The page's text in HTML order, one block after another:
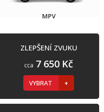
MPV
ZLEPŠENÍ ZVUKU
cca 7 650 Kč
VYBRAT